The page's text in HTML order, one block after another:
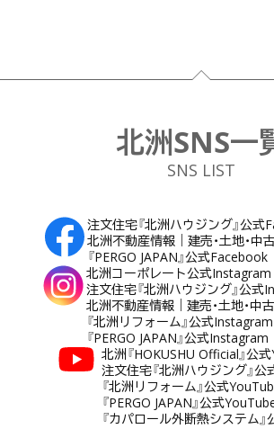
フッター
北洲SNS一
SNS LIST
注文住宅『北洲ハウジング』公式
北洲不動産情報｜建売・土地・中
『PERGO JAPAN』公式Facebook
北洲コーポレート公式Instagram
注文住宅『北洲ハウジング』公式
北洲不動産情報｜建売・土地・中
『北洲リフォーム』公式Instagram
『PERGO JAPAN』公式Instagram
北洲『HOKUSHU Official』公
注文住宅『北洲ハウジング』公
『北洲リフォーム』公式
『PERGO JAPAN』公式
『カパロール外断熱システム